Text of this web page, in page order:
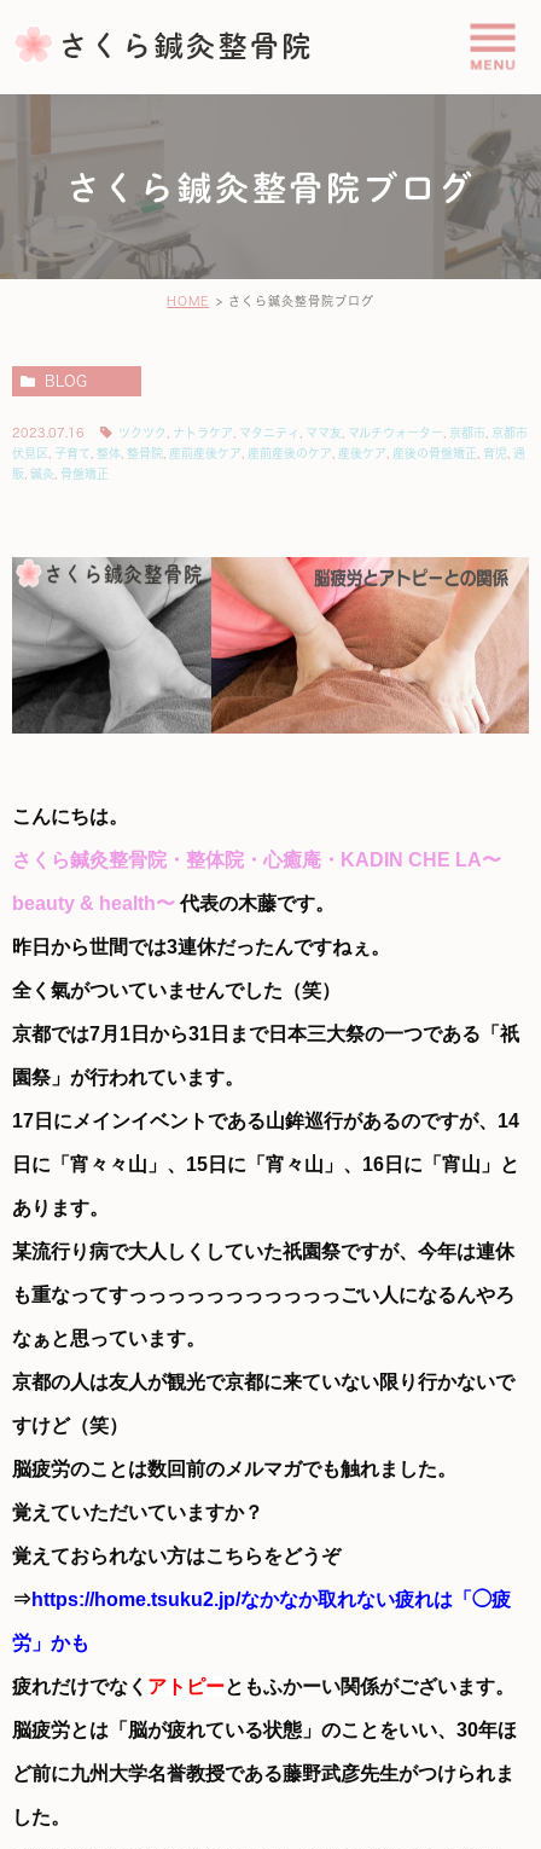
さくら鍼灸整骨院ブログ
HOME さくら鍼灸整骨院ブログ
BLOG
2023.07.16 ツクツク ナトラケア マタニティ ママ友 マルチウォーター 京都市 京都市
伏見区
子育て 整体 整骨院 産前産後ケア 産前産後のケア 産後ケア 産後の骨盤矯正 育児 通
販 鍼灸 骨盤矯正
こんにちは。
さくら鍼灸整骨院・整体院・心癒庵・KADIN CHE LA〜
beauty & health〜 代表の木藤です。
昨日から世間では3連休だったんですねぇ。
全く氣がついていませんでした（笑）
京都では7月1日から31日まで日本三大祭の一つである「祇
園祭」が行われています。
17日にメインイベントである山鉾巡行があるのですが、14
日に「宵々々山」、15日に「宵々山」、16日に「宵山」と
あります。
某流行り病で大人しくしていた祇園祭ですが、今年は連休
も重なってすっっっっっっっっっっっごい人になるんやろ
なぁと思っています。
京都の人は友人が観光で京都に来ていない限り行かないで
すけど（笑）
脳疲労のことは数回前のメルマガでも触れました。
覚えていただいていますか？
覚えておられない方はこちらをどうぞ
⇒https://home.tsuku2.jp/なかなか取れない疲れは「◯疲
労」かも
疲れだけでなく アトピーともふかーい関係がございます。
脳疲労とは「脳が疲れている状態」のことをいい、30年ほ
ど前に九州大学名誉教授である藤野武彦先生がつけられま
した。